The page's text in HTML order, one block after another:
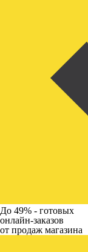
До 49% - готовых
онлайн-заказов
от продаж магазина